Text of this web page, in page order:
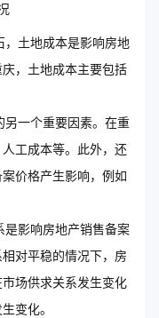
，土地成本是影响房地
，土地成本主要包括
一个重要因素。在重
工成本等。此外，还
价格产生影响，例如
影响房地产销售备案
对平稳的情况下，房
场供求关系发生变化
变化。